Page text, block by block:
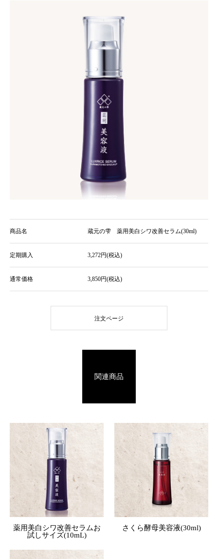
商品名 蔵元の雫 薬用美白シワ改善セラム(30ml)
定期購入 3,272円(税込)
通常価格 3,850円(税込)
注文ページ
関連商品
薬用美白シワ改善セラムお
試しサイズ(10mL)
さくら酵母美容液(30ml)